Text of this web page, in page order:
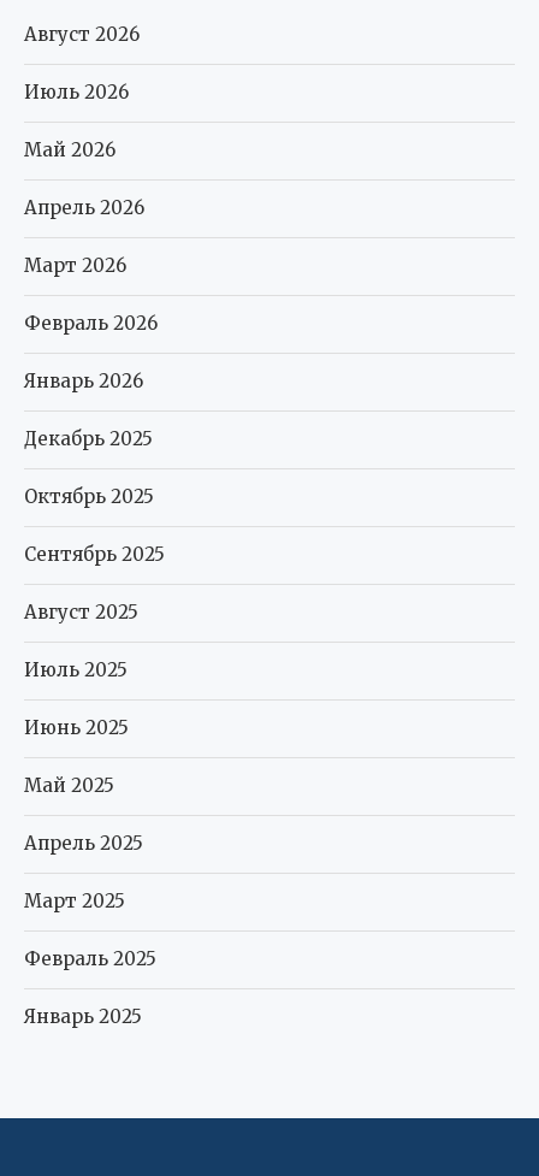
Август 2026
Июль 2026
Май 2026
Апрель 2026
Март 2026
Февраль 2026
Январь 2026
Декабрь 2025
Октябрь 2025
Сентябрь 2025
Август 2025
Июль 2025
Июнь 2025
Май 2025
Апрель 2025
Март 2025
Февраль 2025
Январь 2025